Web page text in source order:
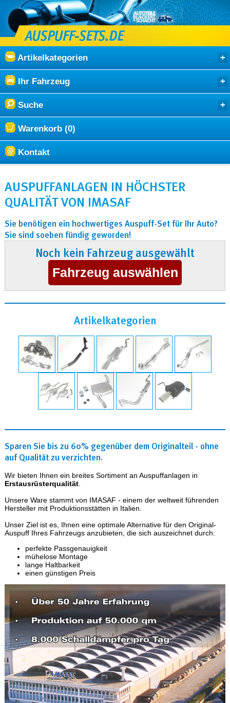
Artikelkategorien
Ihr Fahrzeug
Suche
Warenkorb (0)
Kontakt
AUSPUFFANLAGEN IN HÖCHSTER
QUALITÄT VON IMASAF
Sie benötigen ein hochwertiges Auspuff-Set für Ihr Auto?
Sie sind soeben fündig geworden!
Noch kein Fahrzeug ausgewählt
Artikelkategorien
Sparen Sie bis zu 60% gegenüber dem Originalteil - ohne
auf Qualität zu verzichten.
Wir bieten Ihnen ein breites Sortiment an Auspuffanlagen in
Erstausrüsterqualität.
Unsere Ware stammt von IMASAF - einem der weltweit führenden
Hersteller mit Produktionsstätten in Italien.
Unser Ziel ist es, Ihnen eine optimale Alternative für den Original-
Auspuff Ihres Fahrzeugs anzubieten, die sich auszeichnet durch:
perfekte Passgenauigkeit
mühelose Montage
lange Haltbarkeit
einen günstigen Preis